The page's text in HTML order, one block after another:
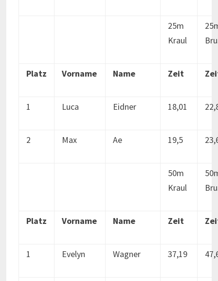
25m
Kraul
Platz Vorname Name Zeit
1 Luca Eidner 18,01
2 Max Ae 19,5
50m
Kraul
Platz Vorname Name Zeit
1 Evelyn Wagner 37,19